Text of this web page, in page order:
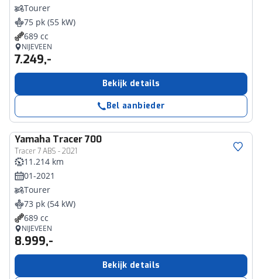
Tourer
75 pk (55 kW)
689 cc
NIJEVEEN
7.249,-
Bekijk details
Bel aanbieder
Yamaha Tracer 700
Tracer 7 ABS - 2021
11.214 km
01-2021
Tourer
73 pk (54 kW)
689 cc
NIJEVEEN
8.999,-
Bekijk details